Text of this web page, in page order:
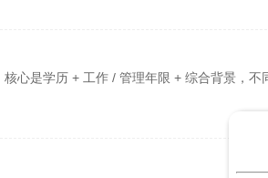
心是学历 + 工作 / 管理年限 + 综合背景，不